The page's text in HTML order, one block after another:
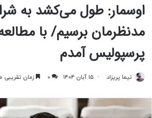
اوسمار: طول می‌کشد به
مدنظرمان برسیم/ با
پرسپولیس آمدم
نیما پریزاد ۱۵ آبان ۱۴۰۴ ۰ زمان تقریبی